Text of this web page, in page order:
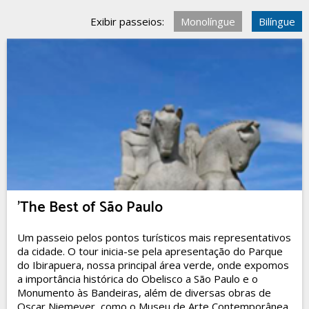
Exibir passeios: Monolíngue Bilíngue
'The Best of São Paulo
Um passeio pelos pontos turísticos mais representativos
da cidade. O tour inicia-se pela apresentação do Parque
do Ibirapuera, nossa principal área verde, onde expomos
a importância histórica do Obelisco a São Paulo e o
Monumento às Bandeiras, além de diversas obras de
Oscar Niemeyer, como o Museu de Arte Contemporânea